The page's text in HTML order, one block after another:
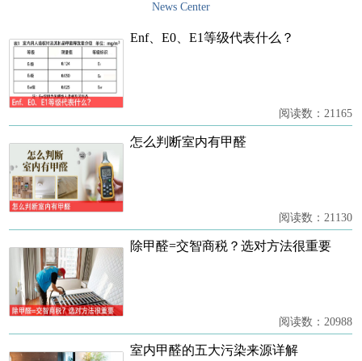
News Center
Enf、E0、E1等级代表什么？
阅读数：21165
怎么判断室内有甲醛
阅读数：21130
除甲醛=交智商税？选对方法很重要
阅读数：20988
室内甲醛的五大污染来源详解